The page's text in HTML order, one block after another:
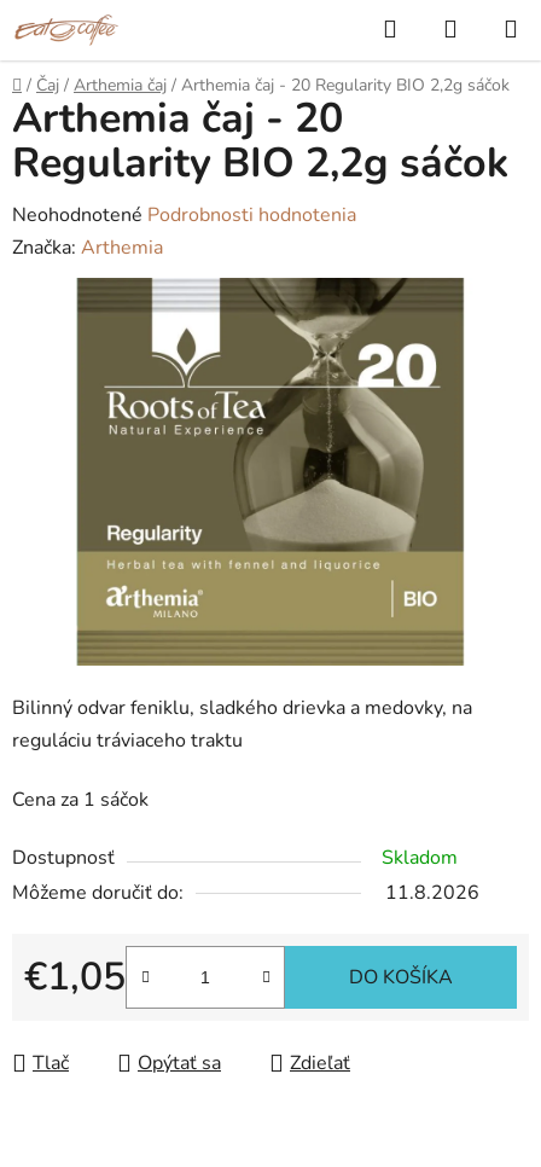
na
obsah
Hľadať
KOŠÍK
Domov
/ Čaj / Arthemia čaj / Arthemia čaj - 20 Regularity BIO 2,2g sáčok
Bilinný odvar feniklu, sladkého drievka a medovky, na
reguláciu tráviaceho traktu
Cena za 1 sáčok
Dostupnosť
Skladom
Môžeme doručiť do:
11.8.2026
€1,05
Jednotková cena:
DO KOŠÍKA
Tlač Opýtať sa Zdieľať
Arthemia čaj - 20
Regularity BIO 2,2g sáčok
Priemerné
hodnotenie
produktu
hviezdičiek.
Neohodnotené Podrobnosti hodnotenia
Značka: Arthemia